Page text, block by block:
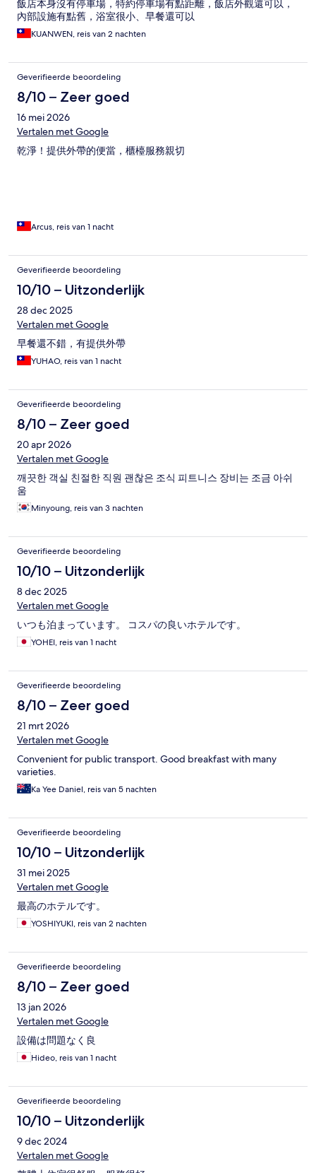
飯店本身沒有停車場，特約停車場有點距離，飯店外觀還可以，
內部設施有點舊，浴室很小、早餐還可以
KUANWEN, reis van 2 nachten
Geverifieerde beoordeling
8/10 – Zeer goed
16 mei 2026
Vertalen met Google
乾淨！提供外帶的便當，櫃檯服務親切
Arcus, reis van 1 nacht
Geverifieerde beoordeling
10/10 – Uitzonderlijk
28 dec 2025
Vertalen met Google
早餐還不錯，有提供外帶
YUHAO, reis van 1 nacht
Geverifieerde beoordeling
8/10 – Zeer goed
20 apr 2026
Vertalen met Google
깨끗한 객실 친절한 직원 괜찮은 조식 피트니스 장비는 조금 아쉬
움
Minyoung, reis van 3 nachten
Geverifieerde beoordeling
10/10 – Uitzonderlijk
8 dec 2025
Vertalen met Google
いつも泊まっています。 コスパの良いホテルです。
YOHEI, reis van 1 nacht
Geverifieerde beoordeling
8/10 – Zeer goed
21 mrt 2026
Vertalen met Google
Convenient for public transport. Good breakfast with many
varieties.
Ka Yee Daniel, reis van 5 nachten
Geverifieerde beoordeling
10/10 – Uitzonderlijk
31 mei 2025
Vertalen met Google
最高のホテルです。
YOSHIYUKI, reis van 2 nachten
Geverifieerde beoordeling
8/10 – Zeer goed
13 jan 2026
Vertalen met Google
設備は問題なく良
Hideo, reis van 1 nacht
Geverifieerde beoordeling
10/10 – Uitzonderlijk
9 dec 2024
Vertalen met Google